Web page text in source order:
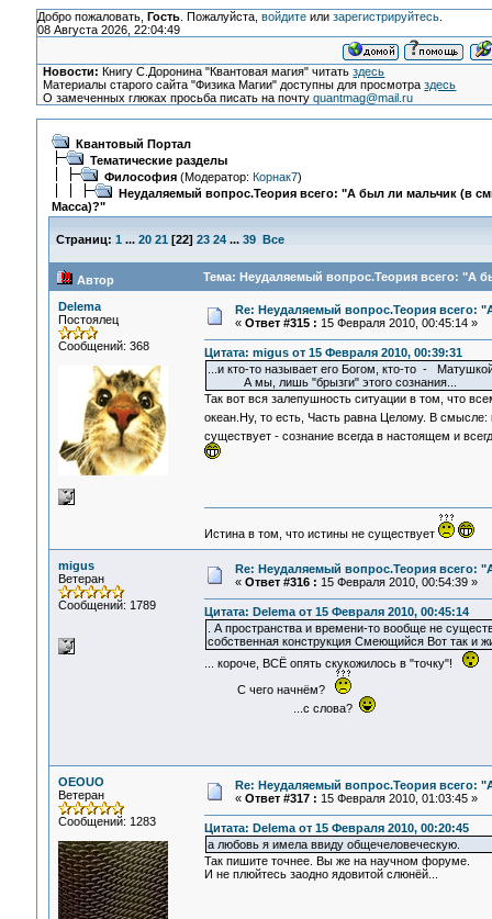
Добро пожаловать, Гость. Пожалуйста, войдитеили зарегистрируйтесь.
08 Августа 2026, 22:04:49
Новости: Книгу С.Доронина "Квантовая магия" читатьздесь
Материалы старого сайта "Физика Магии" доступны для просмотраздесь
О замеченных глюках просьба писать на почтуquantmag@mail.ru
Квантовый Портал
Тематические разделы
Философия(Модератор: Корнак7)
Неудаляемый вопрос.Теория всего: "А был ли мальчик (в
Масса)?"
Страниц: 1 ... 20 21 [22] 23 24 ... 39 Все
Автор Тема: Неудаляемый вопрос.Теория всего: "А
Delema
Постоялец
Сообщений: 368
Re: Неудаляемый вопрос.Теория всего:
« Ответ #315 : 15 Февраля 2010, 00:45:14 »
Цитата: migus от 15 Февраля 2010, 00:39:31
...и кто-то называет его Богом, кто-то -
А мы, лишь "брызги" этого сознания...
Так вот вся залепушность ситуации в том, что
океан.Ну, то есть, Часть равна Целому. В смысле:
существует - сознание всегда в настоящем и
Истина в том, что истины не существует
migus
Ветеран
Сообщений: 1789
Re: Неудаляемый вопрос.Теория всего:
« Ответ #316 : 15 Февраля 2010, 00:54:39 »
Цитата: Delema от 15 Февраля 2010, 00:45:14
. А пространства и времени-то вообще не
собственная конструкция Смеющийся Вот так и
... короче, ВСЁ опять скукожилось в "точку"!
С чего начнём?
...с слова?
OEOUO
Ветеран
Сообщений: 1283
Re: Неудаляемый вопрос.Теория всего:
« Ответ #317 : 15 Февраля 2010, 01:03:45 »
Цитата: Delema от 15 Февраля 2010, 00:20:45
а любовь я имела ввиду общечеловеческую.
Так пишите точнее. Вы же на научном форуме.
И не плюйтесь заодно ядовитой слюнёй...